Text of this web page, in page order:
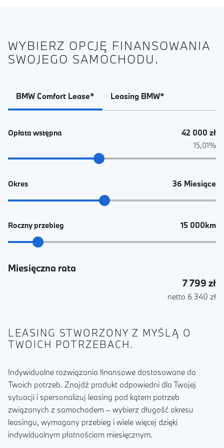
WYBIERZ OPCJĘ FINANSOWANIA
SWOJEGO SAMOCHODU.
BMW Comfort Lease* Leasing BMW*
Opłata wstępna 42 000 zł
15,01%
Okres 36 Miesiące
Roczny przebieg 15 000km
Miesięczna rata
7 799 zł
netto 6 340 zł
LEASING STWORZONY Z MYŚLĄ O
TWOICH POTRZEBACH.
Indywidualne rozwiązania finansowe dostosowane do
Twoich potrzeb. Znajdź produkt odpowiedni dla Twojej
sytuacji i spersonalizuj leasing pod kątem potrzeb
związanych z samochodem – wybierz długość okresu
leasingu, wymagany przebieg i wiele więcej dzięki
indywidualnym płatnościom miesięcznym.